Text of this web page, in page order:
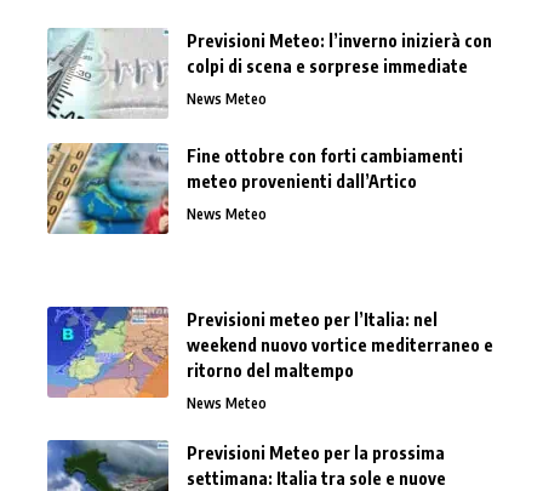
Previsioni Meteo: l’inverno inizierà con
colpi di scena e sorprese immediate
News Meteo
Fine ottobre con forti cambiamenti
meteo provenienti dall’Artico
News Meteo
Previsioni meteo per l’Italia: nel
weekend nuovo vortice mediterraneo e
ritorno del maltempo
News Meteo
Previsioni Meteo per la prossima
settimana: Italia tra sole e nuove